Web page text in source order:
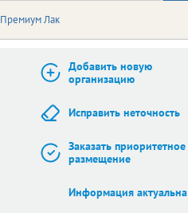
Премиум Лак
Добавить новую
организацию
Исправить неточность
Заказать приоритетное
размещение
Информация актуальна